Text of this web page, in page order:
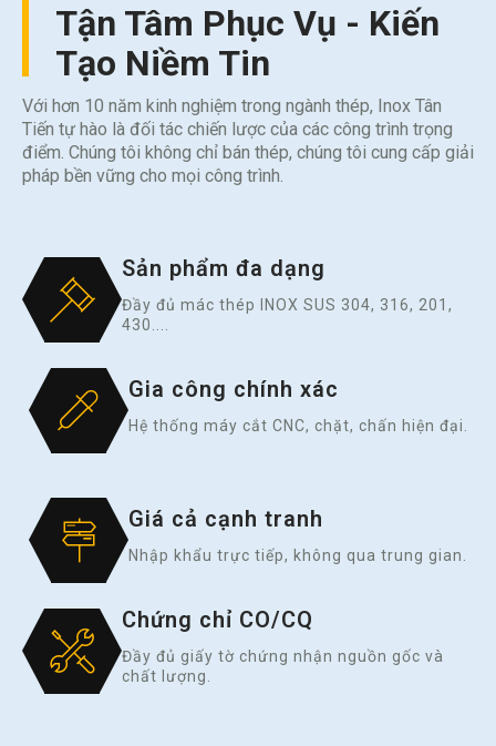
Tận Tâm Phục Vụ - Kiến
Tạo Niềm Tin
Với hơn 10 năm kinh nghiệm trong ngành thép, Inox Tân
Tiến tự hào là đối tác chiến lược của các công trình trọng
điểm. Chúng tôi không chỉ bán thép, chúng tôi cung cấp giải
pháp bền vững cho mọi công trình.
Sản phẩm đa dạng
Đầy đủ mác thép INOX SUS 304, 316, 201,
430....
Gia công chính xác
Hệ thống máy cắt CNC, chặt, chấn hiện đại.
Giá cả cạnh tranh
Nhập khẩu trực tiếp, không qua trung gian.
Chứng chỉ CO/CQ
Đầy đủ giấy tờ chứng nhận nguồn gốc và
chất lượng.